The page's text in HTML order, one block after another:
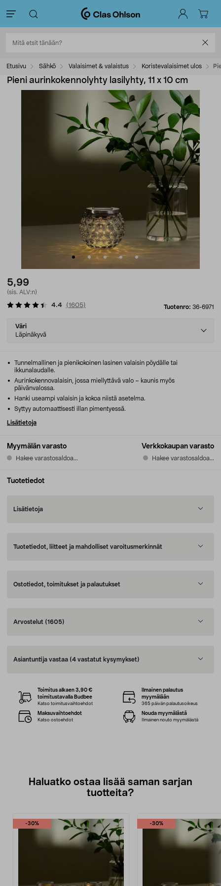
Etusivu Sähkö Valaisimet & valaistus Koristevalaisimet ulos
Pieni aurinkokennolyhty lasilyhty, 11 x 10 cm
5,99
(sis. ALV:n)
Tuotenro: 36-6971
4.4 (1605)
Select
variant
Väri
Läpinäkyvä
Myymälän varasto
Hakee varastosaldoa...
Verkkokaupan varasto
Hakee varastosaldoa...
Tunnelmallinen ja pienikokoinen lasinen valaisin pöydälle tai
ikkunalaudalle.
Aurinkokennovalaisin, jossa miellyttävä valo – kaunis myös
päivänvalossa.
Hanki useampi valaisin ja kokoa niistä asetelma.
Syttyy automaattisesti illan pimentyessä.
Lisätietoja
Tuotetiedot
Lisätietoja
Tuotetiedot, liitteet ja mahdolliset varoitusmerkinnät
Ostotiedot, toimitukset ja palautukset
Arvostelut (1605)
Asiantuntija vastaa (4 vastatut kysymykset)
Toimitus alkaen 3,90 €
toimitustavalla Budbee
Katso toimitusvaihtoehdot
Ilmainen palautus
myymälään
365 päivän palautusoikeus
Maksuvaihtoehdot
Katso ostoehdot
Nouda myymälästä
Ilmainen nouto myymälästä
Haluatko ostaa lisää saman sarjan
tuotteita?
-30% -30%